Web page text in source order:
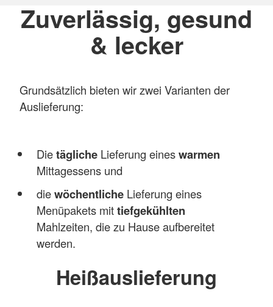
Zuverlässig, gesund
& lecker
Grundsätzlich bieten wir zwei Varianten der
Auslieferung:
DietäglicheLieferung eineswarmen
Mittagessens und
diewöchentlicheLieferung eines
Menüpakets mittiefgekühlten
Mahlzeiten, die zu Hause aufbereitet
werden.
Heißauslieferung